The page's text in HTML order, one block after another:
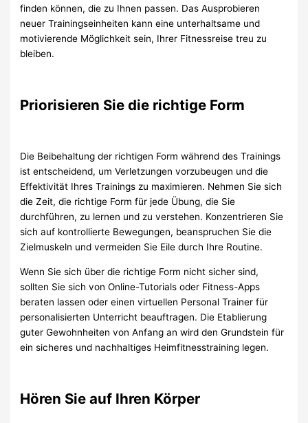
finden können, die zu Ihnen passen. Das Ausprobieren
neuer Trainingseinheiten kann eine unterhaltsame und
motivierende Möglichkeit sein, Ihrer Fitnessreise treu zu
bleiben.
Priorisieren Sie die richtige Form
Die Beibehaltung der richtigen Form während des Trainings
ist entscheidend, um Verletzungen vorzubeugen und die
Effektivität Ihres Trainings zu maximieren. Nehmen Sie sich
die Zeit, die richtige Form für jede Übung, die Sie
durchführen, zu lernen und zu verstehen. Konzentrieren Sie
sich auf kontrollierte Bewegungen, beanspruchen Sie die
Zielmuskeln und vermeiden Sie Eile durch Ihre Routine.
Wenn Sie sich über die richtige Form nicht sicher sind,
sollten Sie sich von Online-Tutorials oder Fitness-Apps
beraten lassen oder einen virtuellen Personal Trainer für
personalisierten Unterricht beauftragen. Die Etablierung
guter Gewohnheiten von Anfang an wird den Grundstein für
ein sicheres und nachhaltiges Heimfitnesstraining legen.
Hören Sie auf Ihren Körper